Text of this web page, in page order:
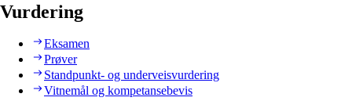
Vurdering
Eksamen
Prøver
Standpunkt- og underveisvurdering
Vitnemål og kompetansebevis